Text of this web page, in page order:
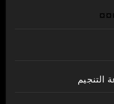
التنجيم